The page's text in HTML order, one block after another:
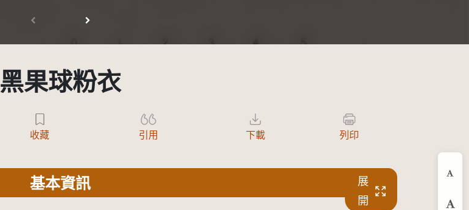
黑果球粉衣
收藏 引用 下載 列印
基本資訊
展
開